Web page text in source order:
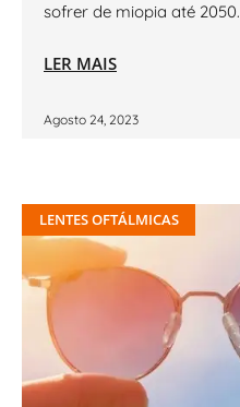
sofrer de miopia até 2050.
LER MAIS
Agosto 24, 2023
LENTES OFTÁLMICAS